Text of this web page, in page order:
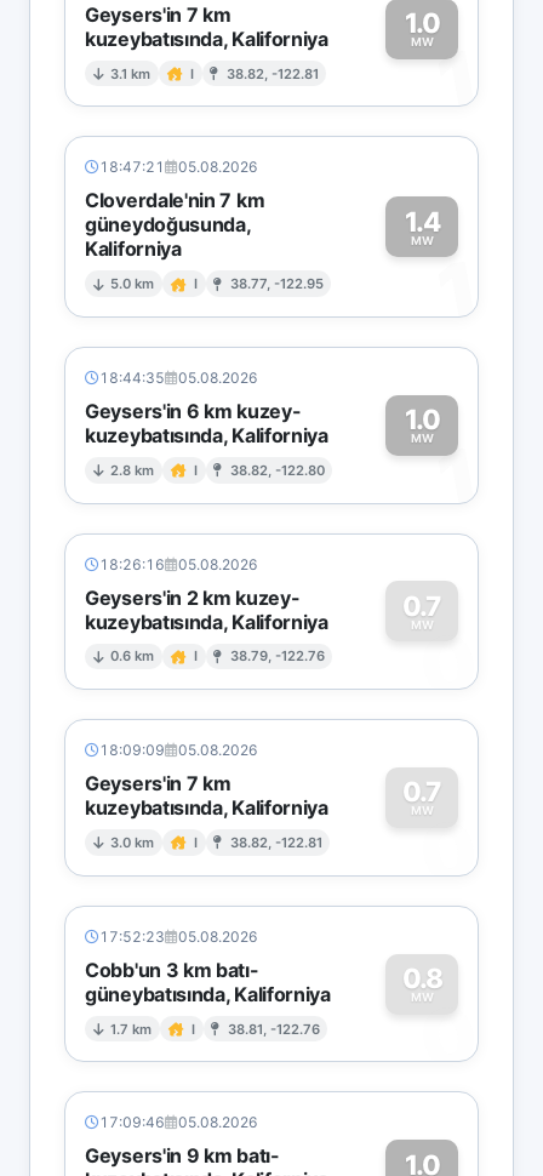
Geysers'in 7 km
kuzeybatısında, Kaliforniya
3.1 km I 38.82, -122.81
1.0
MW1
18:47:21 05.08.2026
Cloverdale'nin 7 km
güneydoğusunda,
Kaliforniya
5.0 km I 38.77, -122.95
1.4
MW
1
18:44:35 05.08.2026
Geysers'in 6 km kuzey-
kuzeybatısında, Kaliforniya
2.8 km I 38.82, -122.80
1.0
MW1
18:26:16 05.08.2026
Geysers'in 2 km kuzey-
kuzeybatısında, Kaliforniya
0.6 km I 38.79, -122.76
0.7
MW
0
18:09:09 05.08.2026
Geysers'in 7 km
kuzeybatısında, Kaliforniya
3.0 km I 38.82, -122.81
0.7
MW
0
17:52:23 05.08.2026
Cobb'un 3 km batı-
güneybatısında, Kaliforniya
1.7 km I 38.81, -122.76
0.8
MW
0
17:09:46 05.08.2026
Geysers'in 9 km batı-
1.0